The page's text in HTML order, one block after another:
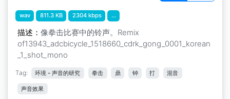
wav 811.3 KB 2304 kbps ...
描述： 像拳击比赛中的铃声。Remix
of13943_adcbicycle_1518660_cdrk_gong_0001_korean
_1_shot_mono
Tag: 环境 - 声音的研究 拳击 鼎 钟 打 混音
声音效果